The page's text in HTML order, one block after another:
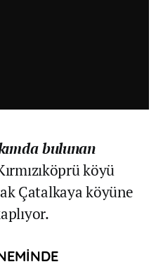
bulunan
köyü
Çatalkaya köyüne